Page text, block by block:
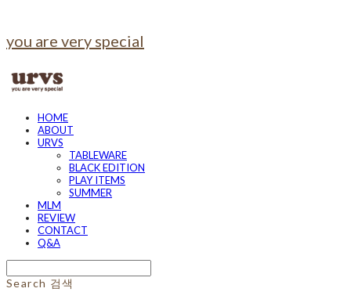
you are very special
HOME
ABOUT
URVS
TABLEWARE
BLACK EDITION
PLAY ITEMS
SUMMER
MLM
REVIEW
CONTACT
Q&A
Search 검색